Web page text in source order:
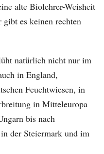
alte Biolehrer-Weisheit
gibt es keinen rechten
natürlich nicht nur im
in England,
Feuchtwiesen, in
in Mitteleuropa
bis nach
der Steiermark und im